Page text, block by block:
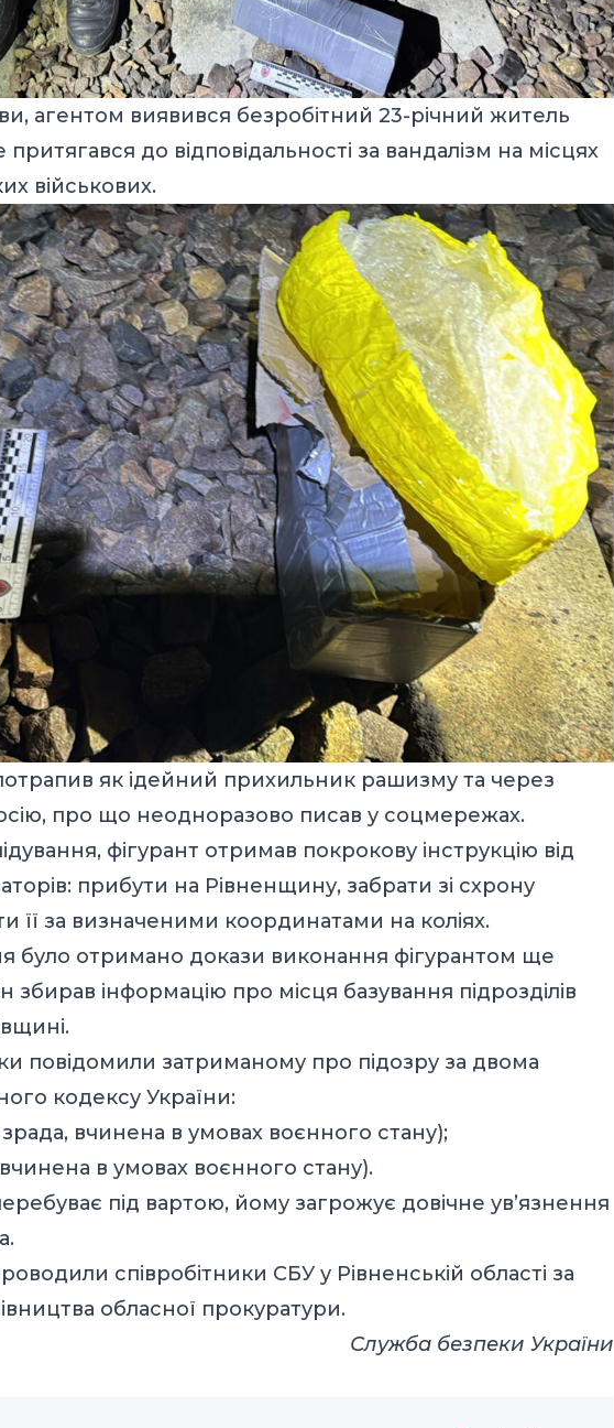
агентом виявився безробітний 23-річний житель
до відповідальності за вандалізм на місцях
військових.
як ідейний прихильник рашизму та через
про що неодноразово писав у соцмережах.
фігурант отримав покрокову інструкцію від
прибути на Рівненщину, забрати зі схрону
її за визначеними координатами на коліях.
було отримано докази виконання фігурантом ще
збирав інформацію про місця базування підрозділів
повідомили затриманому про підозру за двома
кодексу України:
зрада, вчинена в умовах воєнного стану);
вчинена в умовах воєнного стану).
під вартою, йому загрожує довічне ув’язнення
співробітники СБУ у Рівненській області за
обласної прокуратури.
Служба безпеки України